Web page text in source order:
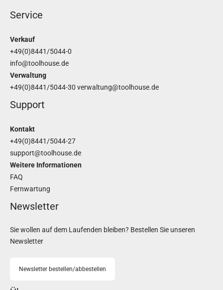
Service
Verkauf
+49(0)8441/5044-0
info@toolhouse.de
Verwaltung
+49(0)8441/5044-30 verwaltung@toolhouse.de
Support
Kontakt
+49(0)8441/5044-27
support@toolhouse.de
Weitere Informationen
FAQ
Fernwartung
Newsletter
Sie wollen auf dem Laufenden bleiben? Bestellen Sie unseren
Newsletter
Newsletter bestellen/abbestellen